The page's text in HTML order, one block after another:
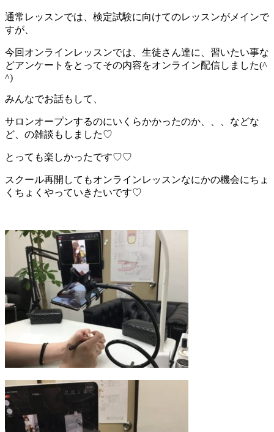
通常レッスンでは、検定試験に向けてのレッスンがメインで
すが、
今回オンラインレッスンでは、生徒さん達に、習いたい事な
どアンケートをとってその内容をオンライン配信しました(^
^)
みんなでお話もして、
サロンオープンするのにいくらかかったのか、、、などな
ど、の雑談もしました♡
とっても楽しかったです♡♡
スクール再開してもオンラインレッスンなにかの機会にちょ
くちょくやっていきたいです♡